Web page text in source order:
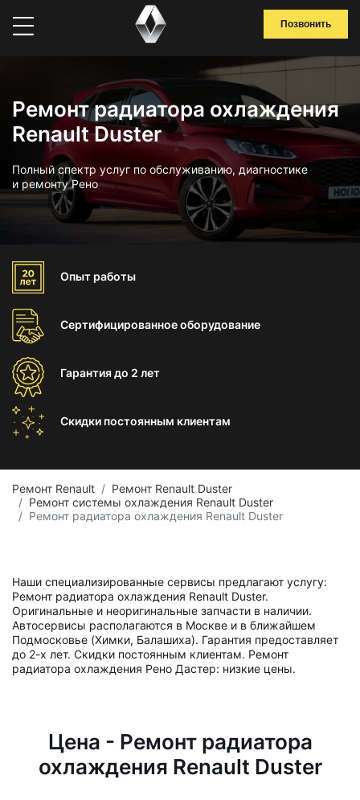
Позвонить
Ремонт радиатора охлаждения
Renault Duster
Полный спектр услуг по обслуживанию, диагностике
и ремонту Рено
Опыт работы
Сертифицированноеоборудование
Гарантиядо 2 лет
Скидки постоянным клиентам
Ремонт Renault
Ремонт Renault Duster
Ремонт системы охлаждения Renault Duster
Ремонт радиатора охлаждения Renault Duster
Наши специализированные сервисы предлагают услугу:
Ремонт радиатора охлаждения Renault Duster.
Оригинальные и неоригинальные запчасти в наличии.
Автосервисы располагаются в Москве и в ближайшем
Подмосковье (Химки, Балашиха). Гарантия предоставляет
до 2-х лет. Скидки постоянным клиентам. Ремонт
радиатора охлаждения Рено Дастер: низкие цены.
Цена - Ремонт радиатора
охлаждения Renault Duster